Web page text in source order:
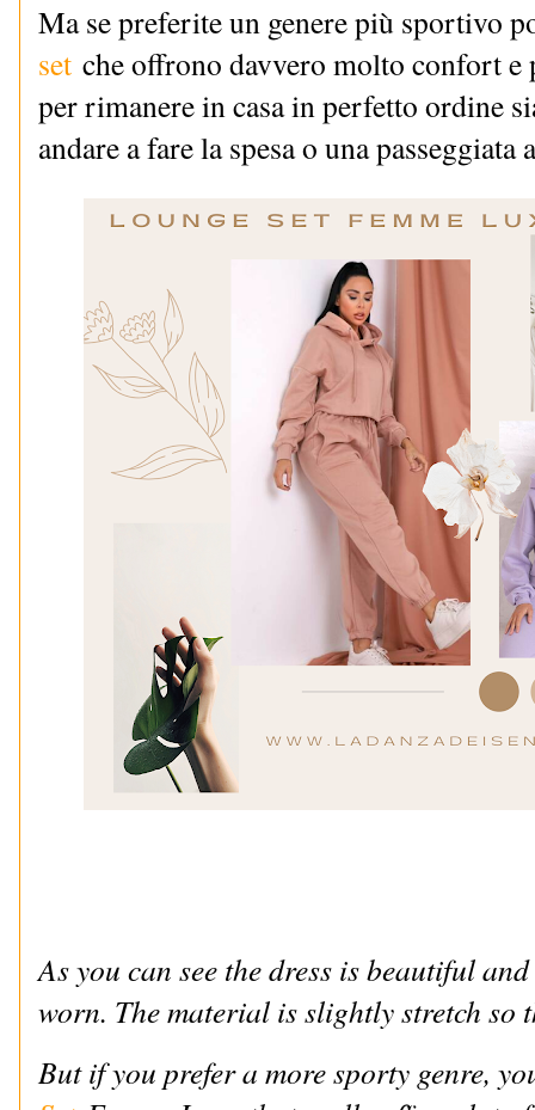
Ma se preferite un genere più sportivo
set che offrono davvero molto confort e
per rimanere in casa in perfetto ordine
andare a fare la spesa o una passeggiata
As you can see the dress is beautiful
worn. The material is slightly stretch so
But if you prefer a more sporty genre,